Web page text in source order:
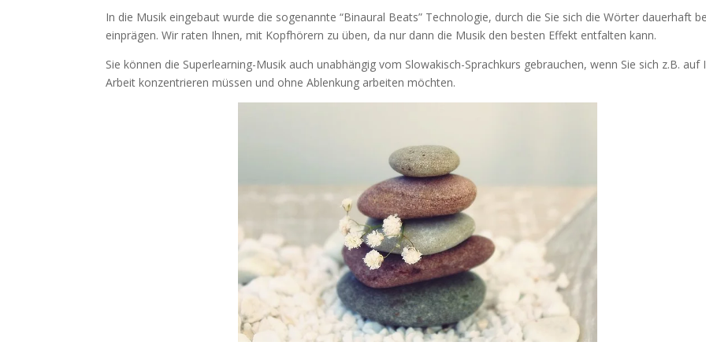
In die Musik eingebaut wurde die sogenannte “Binaural Beats” Technologie, durch die Sie sich die Wörter dauerhaft
einprägen. Wir raten Ihnen, mit Kopfhörern zu üben, da nur dann die Musik den besten Effekt entfalten kann.
Sie können die Superlearning-Musik auch unabhängig vom Slowakisch-Sprachkurs gebrauchen, wenn Sie sich z.B. auf
Arbeit konzentrieren müssen und ohne Ablenkung arbeiten möchten.